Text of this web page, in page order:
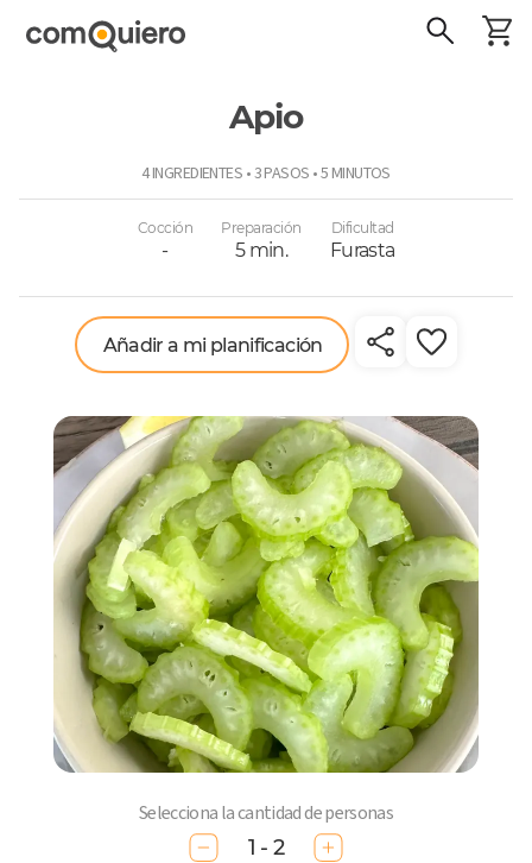
Apio
4 INGREDIENTES • 3 PASOS • 5 MINUTOS
Cocción
-
Preparación
5 min.
Dificultad
Furasta
Añadir a mi planificación
Selecciona la cantidad de personas
1 - 2